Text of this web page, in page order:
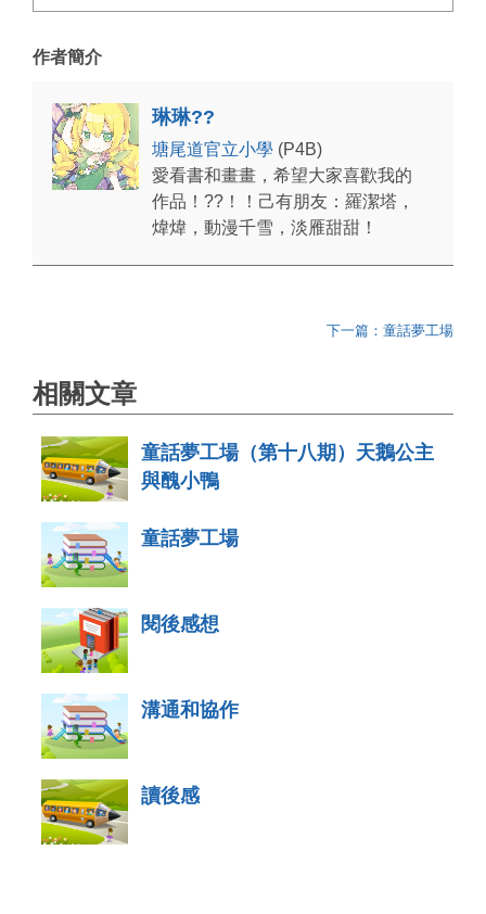
作者簡介
琳琳??
塘尾道官立小學 (P4B)
愛看書和畫畫，希望大家喜歡我的
作品！??！！己有朋友：羅潔塔，
煒煒，動漫千雪，淡雁甜甜！
下一篇：童話夢工場
相關文章
童話夢工場（第十八期）天鵝公主
與醜小鴨
童話夢工場
閱後感想
溝通和協作
讀後感